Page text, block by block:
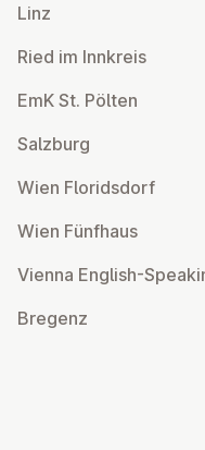
Linz
Ried im Innkreis
EmK St. Pölten
Salzburg
Wien Flor­idsdorf
Wien Fünfhaus
Vienna English-
Bregenz